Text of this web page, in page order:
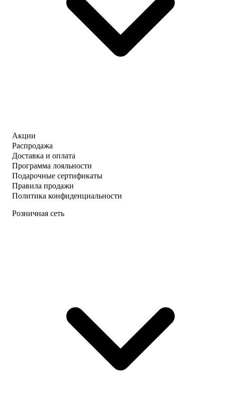
Акции
Распродажа
Доставка и оплата
Программа лояльности
Подарочные сертификаты
Правила продажи
Политика конфиденциальности
Розничная сеть